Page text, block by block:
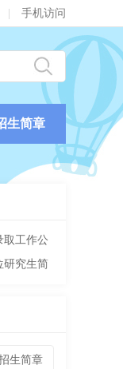
手机访问
生简章
取工作公
研究生简
生简章